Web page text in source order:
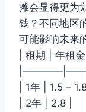
摊会显得更为
钱？不同地区
可能影响未来
| 租期 | 年租
| 1年 | 1.5 – 1.8
| 2年 | 2.8 |